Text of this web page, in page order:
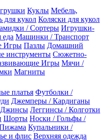
Куклы Мебель,
для кукол Коляски для кукол
/ Сортеры Игрушки-
еда Машинки / Транспорт
Игры Пазлы Домашний
инструменты Сюжетно-
Игры Мячи /
Магниты
платья Футболки /
Джемперы / Кардиганы
Леггинсы / Колготки
Шорты Носки / Гольфы /
Купальники /
и флис Верхняя одежда